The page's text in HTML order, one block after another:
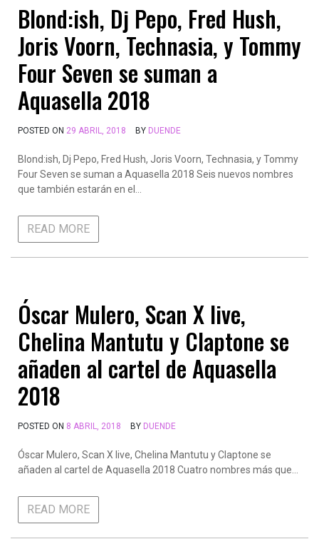
Blond:ish, Dj Pepo, Fred Hush,
Joris Voorn, Technasia, y Tommy
Four Seven se suman a
Aquasella 2018
POSTED ON 29 ABRIL, 2018 BY DUENDE
Blond:ish, Dj Pepo, Fred Hush, Joris Voorn, Technasia, y Tommy
Four Seven se suman a Aquasella 2018 Seis nuevos nombres
que también estarán en el…
READ MORE
Óscar Mulero, Scan X live,
Chelina Mantutu y Claptone se
añaden al cartel de Aquasella
2018
POSTED ON 8 ABRIL, 2018 BY DUENDE
Óscar Mulero, Scan X live, Chelina Mantutu y Claptone se
añaden al cartel de Aquasella 2018 Cuatro nombres más que…
READ MORE